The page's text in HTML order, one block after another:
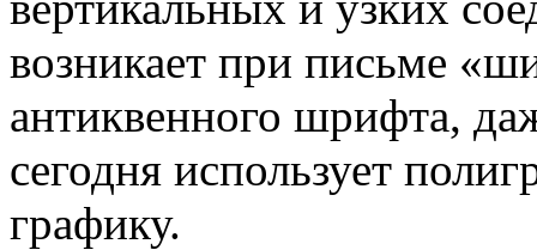
возникает при письме
антиквенного шрифта,
сегодня использует
графику.